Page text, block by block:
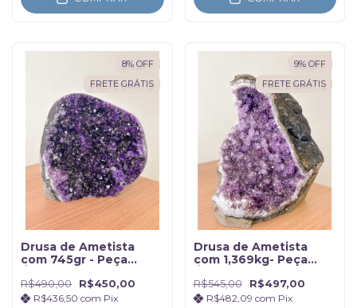
8% OFF
FRETE GRÁTIS
Drusa de Ametista
com 745gr - Peça
R$490,00 R$450,00
R$436,50 com Pix
9% OFF
FRETE GRÁTIS
Drusa de Ametista
com 1,369kg- Peça
R$545,00 R$497,00
R$482,09 com Pix